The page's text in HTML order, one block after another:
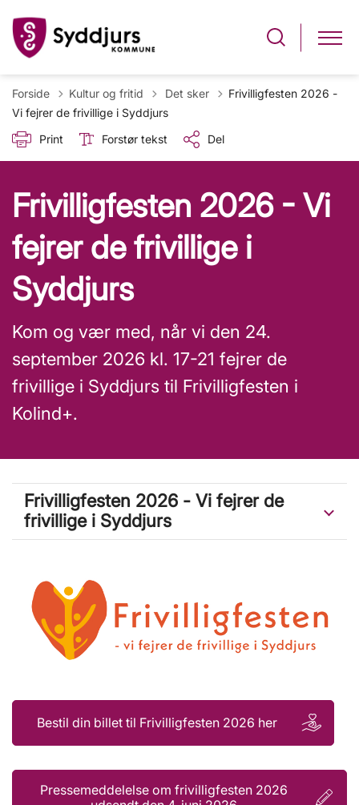
Forside Kultur og fritid Tilbage til
Det sker
Frivilligfesten 2026 -
Vi fejrer de frivillige i Syddjurs
Print
Forstør tekst Del
Frivilligfesten 2026 - Vi
fejrer de frivillige i
Syddjurs
Kom og vær med, når vi den 24.
september 2026 kl. 17-21 fejrer de
frivillige i Syddjurs til Frivilligfesten i
Kolind+.
Frivilligfesten 2026 - Vi fejrer de
frivillige i Syddjurs
Bestil din billet til Frivilligfesten 2026 her
Pressemeddelelse om frivilligfesten 2026